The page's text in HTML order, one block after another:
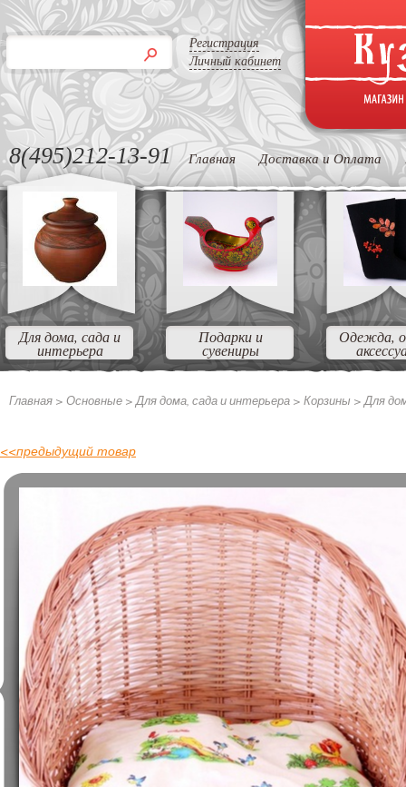
Регистрация
Личный кабинет
8(495)212-13-91 Главная Доставка и Оплата
Для дома, сада и
интерьера
Подарки и
сувениры
Одежда,
Главная > Основные >Для дома, сада и интерьера > Корзины >Для
<<предыдущий товар